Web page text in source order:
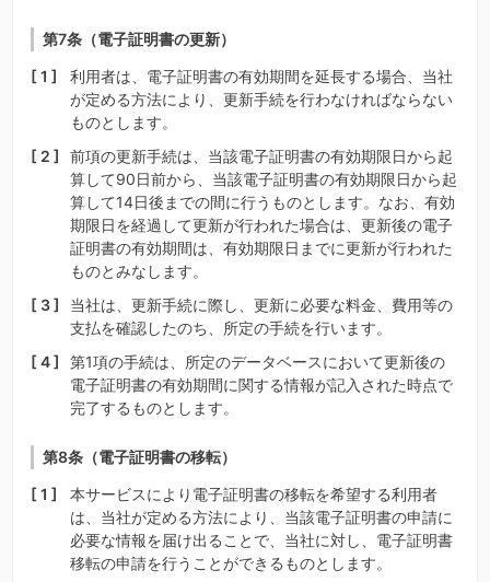
第7条（電子証明書の更新）
利用者は、電子証明書の有効期間を延長する場合、当社
が定める方法により、更新手続を行わなければならない
ものとします。
前項の更新手続は、当該電子証明書の有効期限日から起
算して90日前から、当該電子証明書の有効期限日から起
算して14日後までの間に行うものとします。なお、有効
期限日を経過して更新が行われた場合は、更新後の電子
証明書の有効期間は、有効期限日までに更新が行われた
ものとみなします。
当社は、更新手続に際し、更新に必要な料金、費用等の
支払を確認したのち、所定の手続を行います。
第1項の手続は、所定のデータベースにおいて更新後の
電子証明書の有効期間に関する情報が記入された時点で
完了するものとします。
第8条（電子証明書の移転）
本サービスにより電子証明書の移転を希望する利用者
は、当社が定める方法により、当該電子証明書の申請に
必要な情報を届け出ることで、当社に対し、電子証明書
移転の申請を行うことができるものとします。